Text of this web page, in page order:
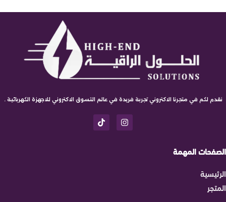
نقدم لكم في متجرنا الاكتروني تجربة فريدة في عالم التسوق الاكتروني للاجهزة الكهربائية .
الصفحات المهمة
الرئيسية
المتجر